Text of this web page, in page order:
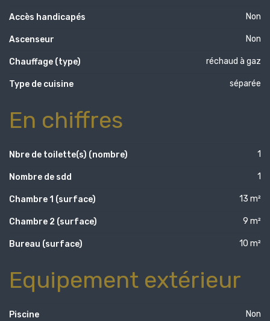
Accès handicapés Non
Ascenseur Non
Chauffage (type) réchaud à gaz
Type de cuisine séparée
En chiffres
Nbre de toilette(s) (nombre) 1
Nombre de sdd 1
Chambre 1 (surface) 13 m²
Chambre 2 (surface) 9 m²
Bureau (surface) 10 m²
Equipement extérieur
Piscine Non